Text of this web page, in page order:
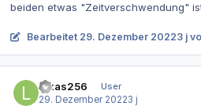
beiden etwas "Zeitverschwendung"
Bearbeitet 29. Dezember 20223 j
lukas256
User
29. Dezember 20223 j